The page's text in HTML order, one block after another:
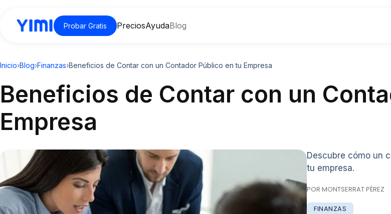
Probar Gratis PreciosAyudaBlog
Inicio›Blog›Finanzas›Beneficios de Contar con un Contador Público en tu Empresa
Beneficios de Contar con un
Empresa
Descubre cómo un
tu empresa.
POR MONTSERRAT PÉREZ
FINANZAS